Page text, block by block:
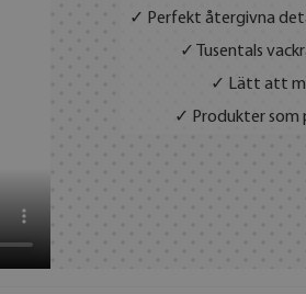
✓ Perfekt återgivna
✓ Tusentals
✓ Lätt att
✓ Produkter som